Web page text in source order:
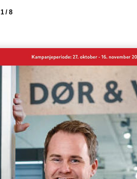
1 / 8